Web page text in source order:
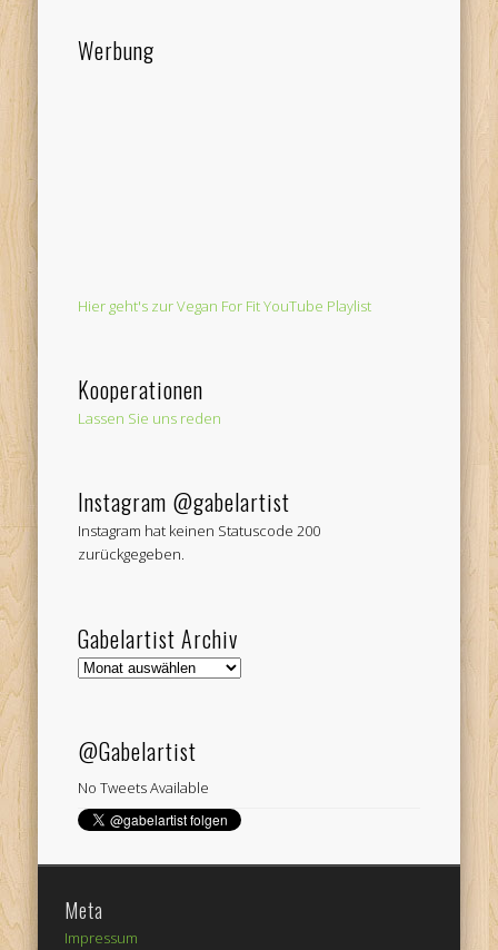
Werbung
Hier geht's zur Vegan For Fit YouTube Playlist
Kooperationen
Lassen Sie uns reden
Instagram @gabelartist
Instagram hat keinen Statuscode 200
zurückgegeben.
Gabelartist Archiv
Gabelartist
@Gabelartist
No Tweets Available
Meta
Impressum